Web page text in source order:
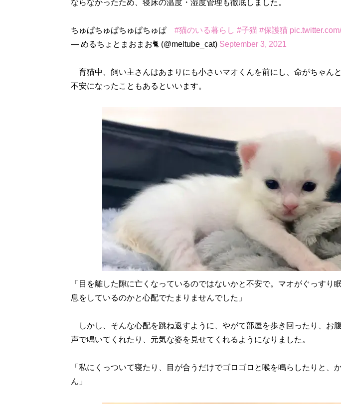
ならなかったため、寝床の温度・湿度管理も徹底しました。
ちゅぱちゅぱちゅぱちゅぱ #猫のいる暮らし #子猫 #保護猫
— めるちょとまおまお🐈 (@meltube_cat) September 3, 2021
育猫中、飼い主さんはあまりにも小さいマオくんを前にし、命がちゃん
不安になったこともあるといいます。
「目を離した隙に亡くなっているのではないかと不安で。マオがぐっすり
息をしているのかと心配でたまりませんでした」
しかし、そんな心配を跳ね返すように、やがて部屋を歩き回ったり、お
声で鳴いてくれたり、元気な姿を見せてくれるようになりました。
「私にくっついて寝たり、目が合うだけでゴロゴロと喉を鳴らしたりと、
ん」